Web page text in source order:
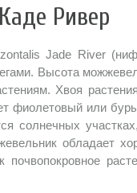
Ривер
Jade River
Высота
Хвоя
фиолетовый или
солнечных
обладает